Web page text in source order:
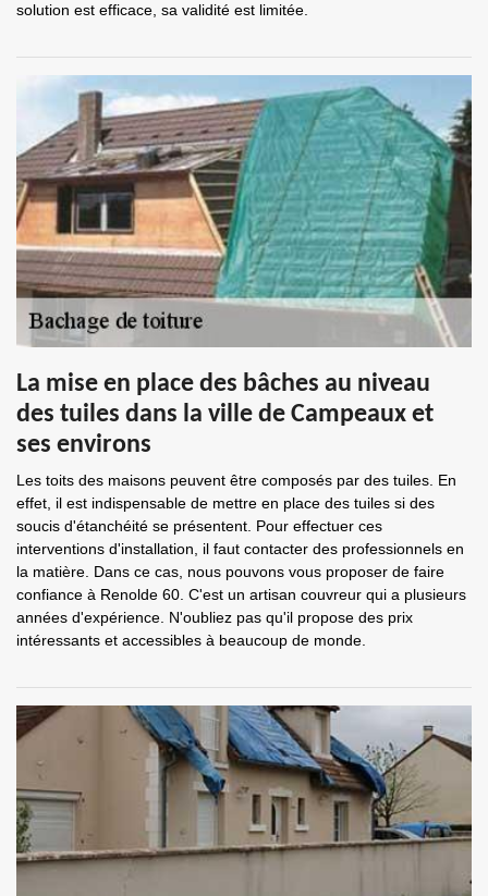
solution est efficace, sa validité est limitée.
La mise en place des bâches au niveau
des tuiles dans la ville de Campeaux et
ses environs
Les toits des maisons peuvent être composés par des tuiles. En
effet, il est indispensable de mettre en place des tuiles si des
soucis d'étanchéité se présentent. Pour effectuer ces
interventions d'installation, il faut contacter des professionnels en
la matière. Dans ce cas, nous pouvons vous proposer de faire
confiance à Renolde 60. C'est un artisan couvreur qui a plusieurs
années d'expérience. N'oubliez pas qu'il propose des prix
intéressants et accessibles à beaucoup de monde.